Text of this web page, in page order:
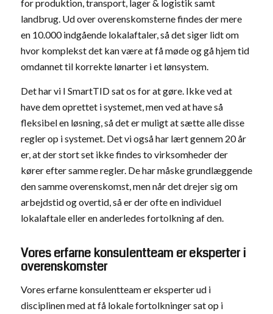
for produktion, transport, lager & logistik samt
landbrug. Ud over overenskomsterne findes der mere
en 10.000 indgående lokalaftaler, så det siger lidt om
hvor komplekst det kan være at få møde og gå hjem tid
omdannet til korrekte lønarter i et lønsystem.
Det har vi I SmartTID sat os for at gøre. Ikke ved at
have dem oprettet i systemet, men ved at have så
fleksibel en løsning, så det er muligt at sætte alle disse
regler op i systemet. Det vi også har lært gennem 20 år
er, at der stort set ikke findes to virksomheder der
kører efter samme regler. De har måske grundlæggende
den samme overenskomst, men når det drejer sig om
arbejdstid og overtid, så er der ofte en individuel
lokalaftale eller en anderledes fortolkning af den.
Vores erfarne konsulentteam er eksperter i
overenskomster
Vores erfarne konsulentteam er eksperter ud i
disciplinen med at få lokale fortolkninger sat op i